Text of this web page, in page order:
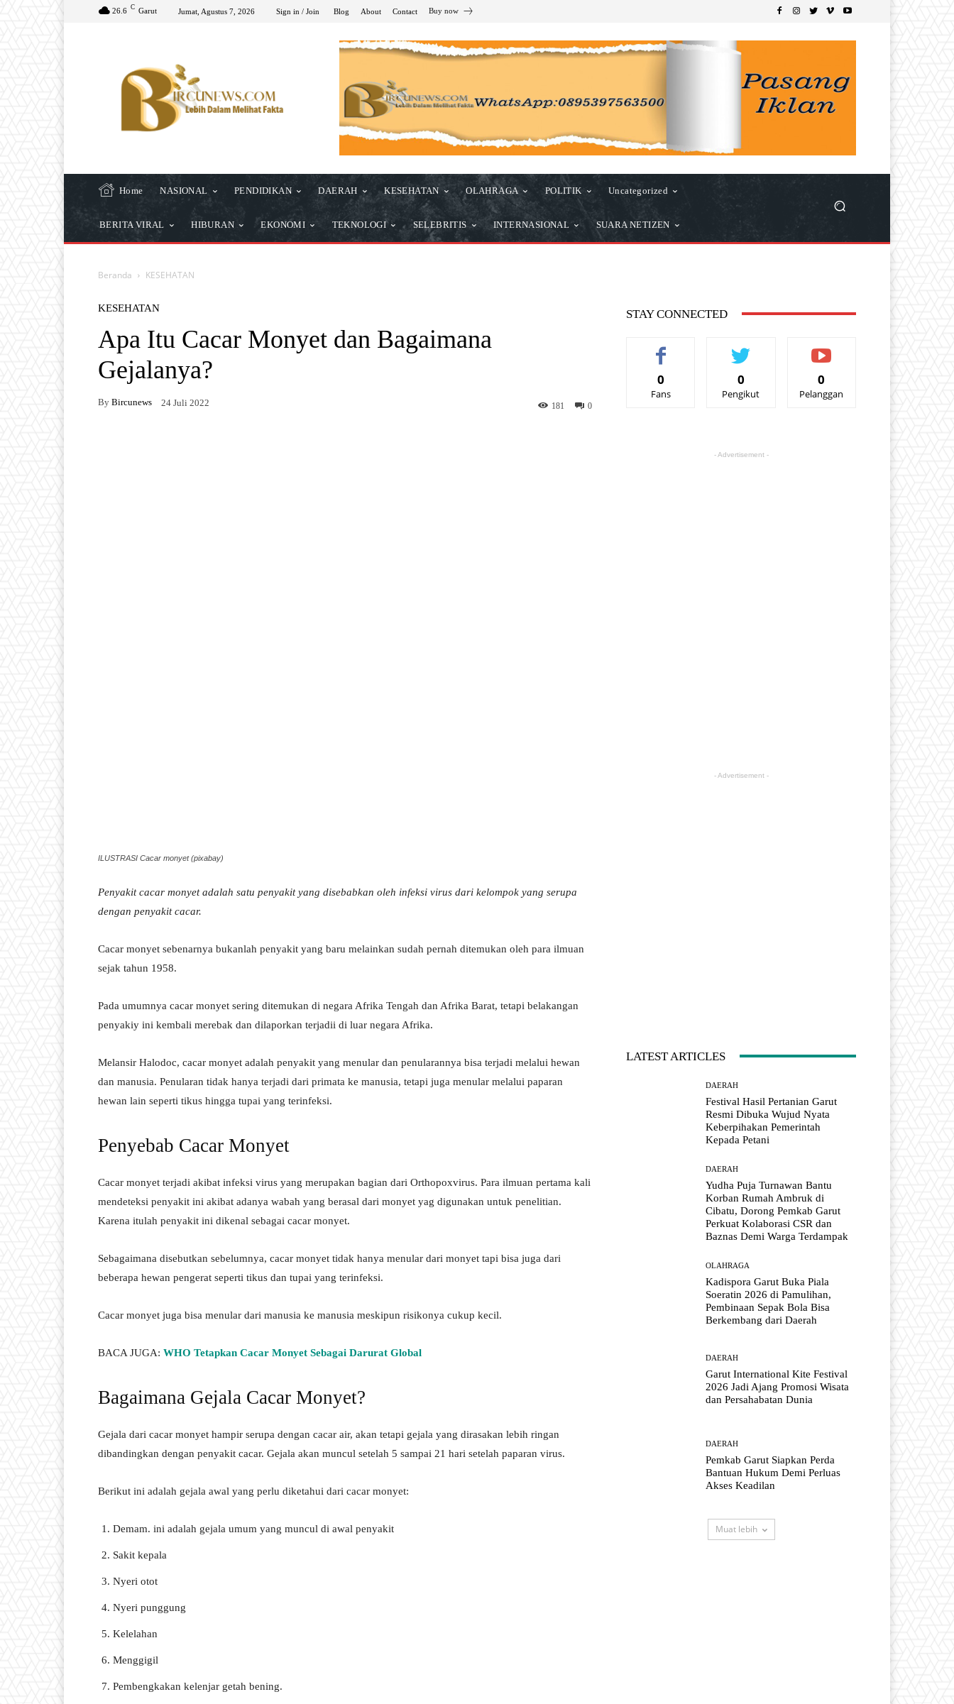
26.6 C Garut Jumat, Agustus 7, 2026 Sign in / Join Blog About Contact Buy now
Home NASIONAL PENDIDIKAN DAERAH KESEHATAN OLAHRAGA POLITIK Uncategorized
BERITA VIRAL HIBURAN EKONOMI TEKNOLOGI SELEBRITIS INTERNASIONAL SUARA NETIZEN
Beranda KESEHATAN
KESEHATAN
Apa Itu Cacar Monyet dan Bagaimana
Gejalanya?
By Bircunews 24 Juli 2022 0
181
ILUSTRASI Cacar monyet (pixabay)
Penyakit cacar monyet adalah satu penyakit yang disebabkan oleh infeksi virus dari kelompok yang serupa
dengan penyakit cacar.
Cacar monyet sebenarnya bukanlah penyakit yang baru melainkan sudah pernah ditemukan oleh para ilmuan
sejak tahun 1958.
Pada umumnya cacar monyet sering ditemukan di negara Afrika Tengah dan Afrika Barat, tetapi belakangan
penyakiy ini kembali merebak dan dilaporkan terjadii di luar negara Afrika.
Melansir Halodoc, cacar monyet adalah penyakit yang menular dan penularannya bisa terjadi melalui hewan
dan manusia. Penularan tidak hanya terjadi dari primata ke manusia, tetapi juga menular melalui paparan
hewan lain seperti tikus hingga tupai yang terinfeksi.
Penyebab Cacar Monyet
Cacar monyet terjadi akibat infeksi virus yang merupakan bagian dari Orthopoxvirus. Para ilmuan pertama kali
mendeteksi penyakit ini akibat adanya wabah yang berasal dari monyet yag digunakan untuk penelitian.
Karena itulah penyakit ini dikenal sebagai cacar monyet.
Sebagaimana disebutkan sebelumnya, cacar monyet tidak hanya menular dari monyet tapi bisa juga dari
beberapa hewan pengerat seperti tikus dan tupai yang terinfeksi.
Cacar monyet juga bisa menular dari manusia ke manusia meskipun risikonya cukup kecil.
BACA JUGA: WHO Tetapkan Cacar Monyet Sebagai Darurat Global
Bagaimana Gejala Cacar Monyet?
Gejala dari cacar monyet hampir serupa dengan cacar air, akan tetapi gejala yang dirasakan lebih ringan
dibandingkan dengan penyakit cacar. Gejala akan muncul setelah 5 sampai 21 hari setelah paparan virus.
Berikut ini adalah gejala awal yang perlu diketahui dari cacar monyet:
Demam. ini adalah gejala umum yang muncul di awal penyakit
Sakit kepala
Nyeri otot
Nyeri punggung
Kelelahan
Menggigil
Pembengkakan kelenjar getah bening.
STAY CONNECTED
0
Fans
0
Pengikut
0
Pelanggan
- Advertisement -
- Advertisement -
LATEST ARTICLES
DAERAH
Festival Hasil Pertanian Garut
Resmi Dibuka Wujud Nyata
Keberpihakan Pemerintah
Kepada Petani
DAERAH
Yudha Puja Turnawan Bantu
Korban Rumah Ambruk di
Cibatu, Dorong Pemkab Garut
Perkuat Kolaborasi CSR dan
Baznas Demi Warga Terdampak
OLAHRAGA
Kadispora Garut Buka Piala
Soeratin 2026 di Pamulihan,
Pembinaan Sepak Bola Bisa
Berkembang dari Daerah
DAERAH
Garut International Kite Festival
2026 Jadi Ajang Promosi Wisata
dan Persahabatan Dunia
DAERAH
Pemkab Garut Siapkan Perda
Bantuan Hukum Demi Perluas
Akses Keadilan
Muat lebih